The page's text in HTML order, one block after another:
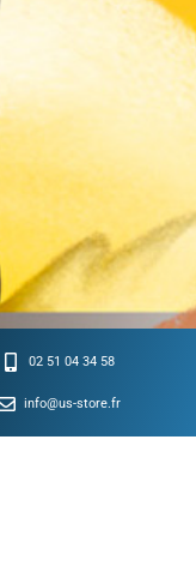
02 51 04 34 58
info@us-store.fr